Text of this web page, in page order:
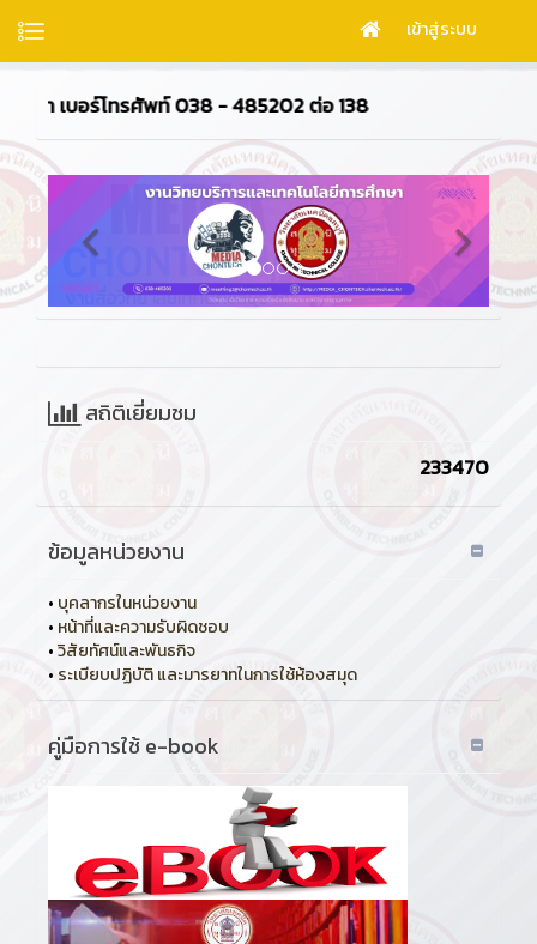
เข้าสู่ระบบ
- 485202 ต่อ 138
สถิติเยี่ยมชม
233470
ข้อมูลหน่วยงาน
• บุคลากรในหน่วยงาน
• หน้าที่และความรับผิดชอบ
•วิสัยทัศน์และพันธกิจ
• ระเบียบปฏิบัติ และมารยาทในการใช้ห้องสมุด
คู่มือการใช้ e-book